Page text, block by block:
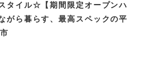
タイル☆【期間限定オープンハ
がら暮らす、最高スペックの平